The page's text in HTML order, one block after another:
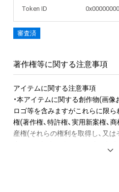
Token ID
審査済
著作権等に関する注意事項
アイテムに関する注意事項
・本アイテムに関する創作物(画像
ロゴ等を含みますがこれらに限
権(著作権、特許権、実用新案権、
産権(それらの権利を取得し、又
けている者によって保護されて